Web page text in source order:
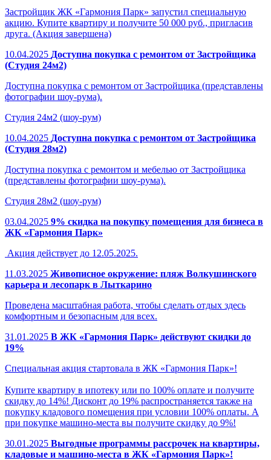
Застройщик ЖК «Гармония Парк» запустил специальную
акцию. Купите квартиру и получите 50 000 руб., пригласив
друга. (Акция завершена)
10.04.2025 Доступна покупка с ремонтом от Застройщика
(Студия 24м2)
Доступна покупка с ремонтом от Застройщика (представлены
фотографии шоу-рума).
Студия 24м2 (шоу-рум)
10.04.2025 Доступна покупка с ремонтом от Застройщика
(Студия 28м2)
Доступна покупка с ремонтом и мебелью от Застройщика
(представлены фотографии шоу-рума).
Студия 28м2 (шоу-рум)
03.04.2025 9% скидка на покупку помещения для бизнеса в
ЖК «Гармония Парк»
Акция действует до 12.05.2025.
11.03.2025 Живописное окружение: пляж Волкушинского
карьера и лесопарк в Лыткарино
Проведена масштабная работа, чтобы сделать отдых здесь
комфортным и безопасным для всех.
31.01.2025 В ЖК «Гармония Парк» действуют скидки до
19%
Специальная акция стартовала в ЖК «Гармония Парк»!
Купите квартиру в ипотеку или по 100% оплате и получите
скидку до 14%! Дисконт до 19% распространяется также на
покупку кладового помещения при условии 100% оплаты. А
при покупке машино-места вы получите скидку до 9%!
30.01.2025 Выгодные программы рассрочек на квартиры,
кладовые и машино-места в ЖК «Гармония Парк»!